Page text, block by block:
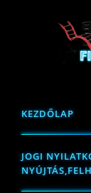
KEZDŐLAP
JOGI